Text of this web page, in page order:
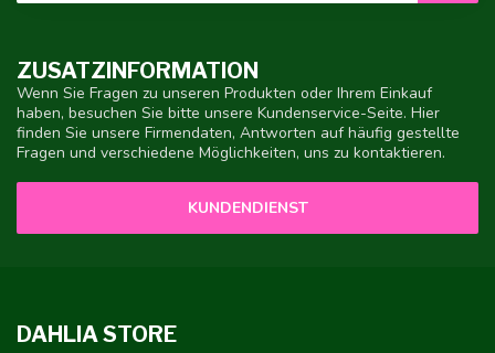
ZUSATZINFORMATION
Wenn Sie Fragen zu unseren Produkten oder Ihrem Einkauf
haben, besuchen Sie bitte unsere Kundenservice-Seite. Hier
finden Sie unsere Firmendaten, Antworten auf häufig gestellte
Fragen und verschiedene Möglichkeiten, uns zu kontaktieren.
KUNDENDIENST
DAHLIA STORE